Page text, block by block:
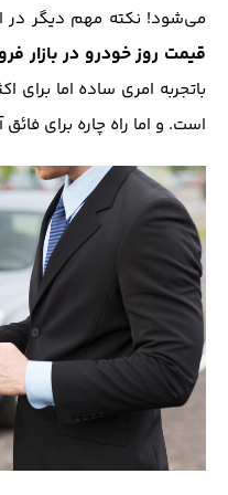
می‌شود! نکته مهم دیگر در
قیمت روز خودرو در بازار
باتجربه امری ساده اما برای
است. و اما راه چاره برای